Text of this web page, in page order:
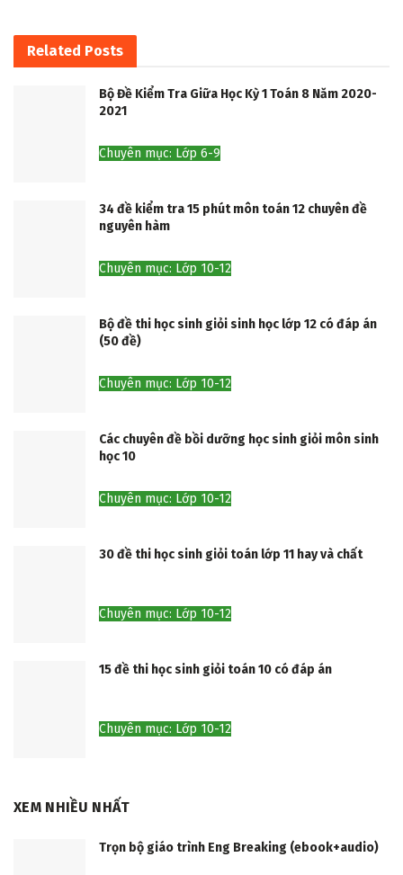
Related Posts
Bộ Đề Kiểm Tra Giữa Học Kỳ 1 Toán 8 Năm 2020-
2021
Chuyên mục: Lớp 6-9
34 đề kiểm tra 15 phút môn toán 12 chuyên đề
nguyên hàm
Chuyên mục: Lớp 10-12
Bộ đề thi học sinh giỏi sinh học lớp 12 có đáp án
(50 đề)
Chuyên mục: Lớp 10-12
Các chuyên đề bồi dưỡng học sinh giỏi môn sinh
học 10
Chuyên mục: Lớp 10-12
30 đề thi học sinh giỏi toán lớp 11 hay và chất
Chuyên mục: Lớp 10-12
15 đề thi học sinh giỏi toán 10 có đáp án
Chuyên mục: Lớp 10-12
XEM NHIỀU NHẤT
Trọn bộ giáo trình Eng Breaking (ebook+audio)